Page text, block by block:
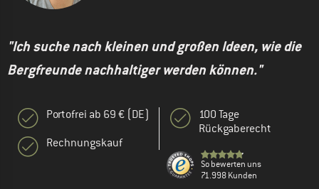
"Ich suche nach kleinen und großen Ideen, wie die
Bergfreunde nachhaltiger werden können."
Portofrei ab 69 € (DE)
Rechnungskauf
100 Tage
Rückgaberecht
So bewerten uns
71.998 Kunden